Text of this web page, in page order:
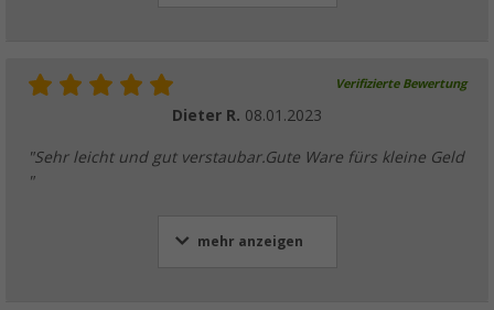
Verifizierte Bewertung
Dieter R. 08.01.2023
"Sehr leicht und gut verstaubar.Gute Ware fürs kleine Geld
"
mehr anzeigen